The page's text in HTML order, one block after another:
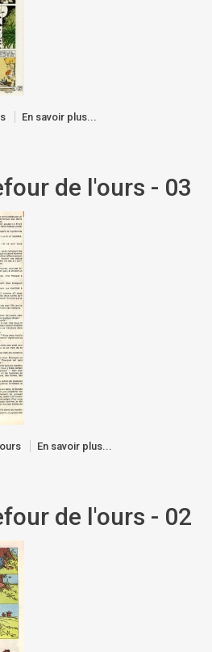
En savoir plus...
de l'ours - 03
En savoir plus...
de l'ours - 02